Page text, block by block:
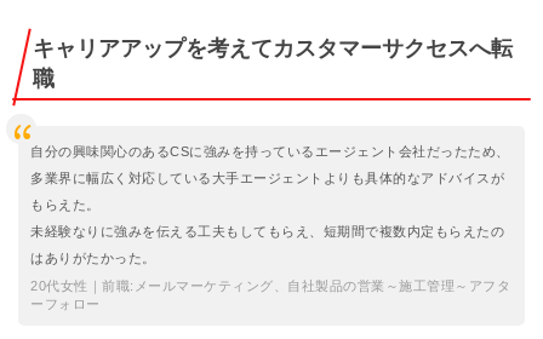
キャリアアップを考えてカスタマーサクセスへ転
職
自分の興味関心のあるCSに強みを持っているエージェント会社だったため、
多業界に幅広く対応している大手エージェントよりも具体的なアドバイスが
もらえた。
未経験なりに強みを伝える工夫もしてもらえ、短期間で複数内定もらえたの
はありがたかった。
20代女性｜前職:メールマーケティング、自社製品の営業～施工管理～アフタ
ーフォロー